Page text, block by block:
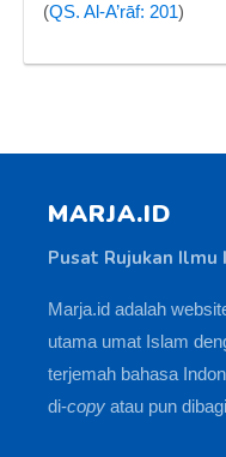
(QS. Al-A’rāf: 201)
MARJA.ID
Pusat Rujukan Ilmu
Marja.id adalah
utama umat Islam
terjemah bahasa
di-copy atau pun